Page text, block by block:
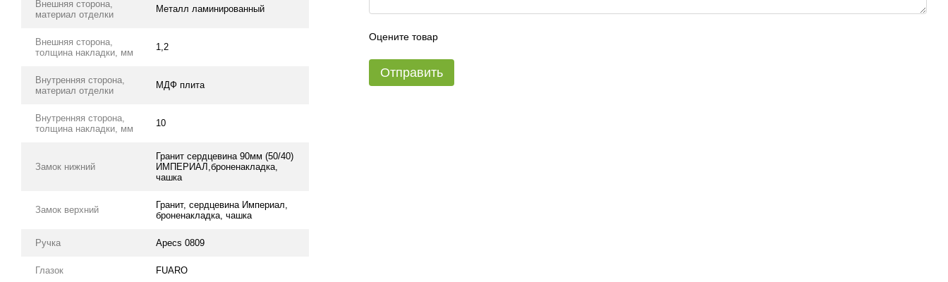
Внешняя сторона,
материал отделки
Металл ламинированный
Внешняя сторона,
толщина накладки, мм
1,2
Внутренняя сторона,
материал отделки
МДФ плита
Внутренняя сторона,
толщина накладки, мм
10
Замок нижний
Гранит сердцевина 90мм (50/40)
ИМПЕРИАЛ,броненакладка,
чашка
Замок верхний
Гранит, сердцевина Империал,
броненакладка, чашка
Ручка Apecs 0809
Глазок FUARO
Оцените товар
Отправить